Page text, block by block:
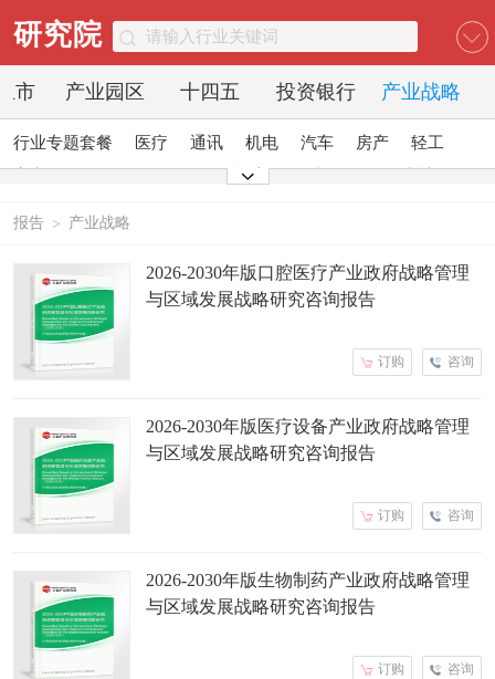
研究院
市 产业园区 十四五 投资银行 产业战略
行业专题套餐 医疗 通讯 机电 汽车 房产
轻工
酒店
报告 > 产业战略
2026-2030年版口腔医疗产业政府战略管理
与区域发展战略研究咨询报告
咨询
订购
2026-2030年版医疗设备产业政府战略管理
与区域发展战略研究咨询报告
咨询
订购
2026-2030年版生物制药产业政府战略管理
与区域发展战略研究咨询报告
咨询
订购